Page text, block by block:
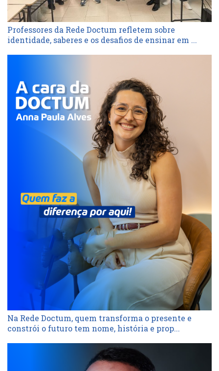
Professores da Rede Doctum refletem sobre
identidade, saberes e os desafios de ensinar em ...
Na Rede Doctum, quem transforma o presente e
constrói o futuro tem nome, história e prop...